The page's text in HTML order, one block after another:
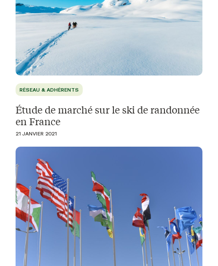
RÉSEAU & ADHÉRENTS
Étude de marché sur le ski de randonnée
en France
21 JANVIER 2021